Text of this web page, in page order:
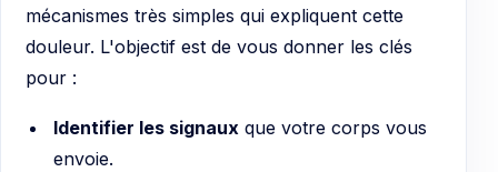
mécanismes très simples qui expliquent cette
douleur. L'objectif est de vous donner les clés
pour :
Identifier les signauxque votre corps vous
envoie.